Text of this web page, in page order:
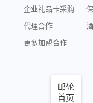
邮轮
首页
企业礼品卡采购
代理合作
更多加盟合作